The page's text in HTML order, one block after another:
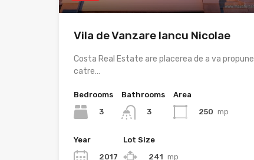
Vila de Vanzare Iancu Nicolae
Costa Real Estate are placerea de a va propune
catre…
Bedrooms
3
Bathrooms
3
Area
250 mp
Year
2017
Lot Size
241 mp